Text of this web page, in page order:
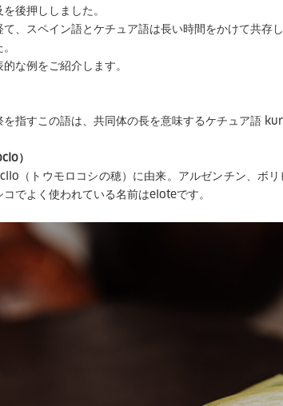
後押ししました。
て、スペイン語とケチュア語は長い時間をかけて共存
な例をご紹介します。
を指すこの語は、共同体の長を意味するケチュア語
）
（トウモロコシの穂）に由来。アルゼンチン、ボ
でよく使われている名前はeloteです。